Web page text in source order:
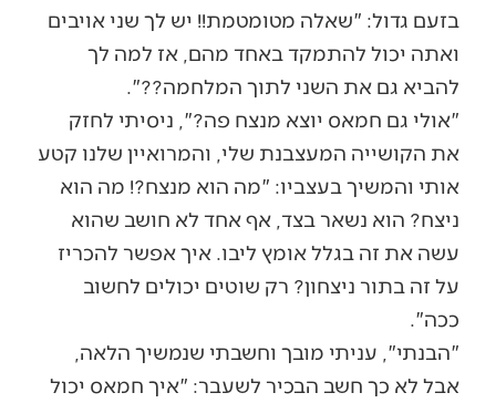
בזעם גדול: "שאלה מטומטמת!! יש לך שני אויבים
ואתה יכול להתמקד באחד מהם, אז למה לך
להביא גם את השני לתוך המלחמה??".
"אולי גם חמאס יוצא מנצח פה?", ניסיתי לחזק
את הקושייה המעצבנת שלי, והמרואיין שלנו קטע
אותי והמשיך בעצביו: "מה הוא מנצח?! מה הוא
ניצח? הוא נשאר בצד, אף אחד לא חושב שהוא
עשה את זה בגלל אומץ ליבו. איך אפשר להכריז
על זה בתור ניצחון? רק שוטים יכולים לחשוב
ככה".
"הבנתי", עניתי מובך וחשבתי שנמשיך הלאה,
אבל לא כך חשב הבכיר לשעבר: "איך חמאס יכול